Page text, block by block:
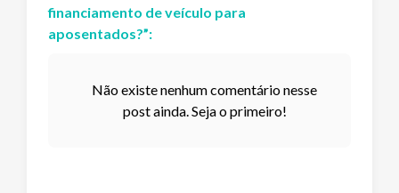
financiamento de veículo para
aposentados?”:
Não existe nenhum comentário nesse
post ainda. Seja o primeiro!